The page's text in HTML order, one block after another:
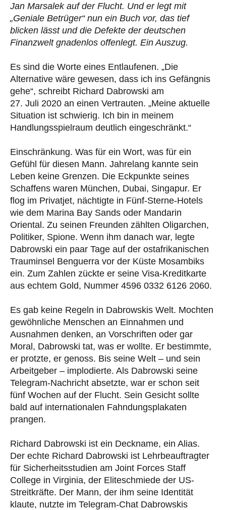
Jan Marsalek auf der Flucht. Und er legt mit
„Geniale Betrüger“ nun ein Buch vor, das tief
blicken lässt und die Defekte der deutschen
Finanzwelt gnadenlos offenlegt. Ein Auszug.
Es sind die Worte eines Entlaufenen. „Die
Alternative wäre gewesen, dass ich ins Gefängnis
gehe“, schreibt Richard Dabrowski am
27. Juli 2020 an einen Vertrauten. „Meine aktuelle
Situation ist schwierig. Ich bin in meinem
Handlungsspielraum deutlich eingeschränkt.“
Einschränkung. Was für ein Wort, was für ein
Gefühl für diesen Mann. Jahrelang kannte sein
Leben keine Grenzen. Die Eckpunkte seines
Schaffens waren München, Dubai, Singapur. Er
flog im Privatjet, nächtigte in Fünf-Sterne-Hotels
wie dem Marina Bay Sands oder Mandarin
Oriental. Zu seinen Freunden zählten Oligarchen,
Politiker, Spione. Wenn ihm danach war, legte
Dabrowski ein paar Tage auf der ostafrikanischen
Trauminsel Benguerra vor der Küste Mosambiks
ein. Zum Zahlen zückte er seine Visa-Kreditkarte
aus echtem Gold, Nummer 4596 0332 6126 2060.
Es gab keine Regeln in Dabrowskis Welt. Mochten
gewöhnliche Menschen an Einnahmen und
Ausnahmen denken, an Vorschriften oder gar
Moral, Dabrowski tat, was er wollte. Er bestimmte,
er protzte, er genoss. Bis seine Welt – und sein
Arbeitgeber – implodierte. Als Dabrowski seine
Telegram-Nachricht absetzte, war er schon seit
fünf Wochen auf der Flucht. Sein Gesicht sollte
bald auf internationalen Fahndungsplakaten
prangen.
Richard Dabrowski ist ein Deckname, ein Alias.
Der echte Richard Dabrowski ist Lehrbeauftragter
für Sicherheitsstudien am Joint Forces Staff
College in Virginia, der Eliteschmiede der US-
Streitkräfte. Der Mann, der ihm seine Identität
klaute, nutzte im Telegram-Chat Dabrowskis